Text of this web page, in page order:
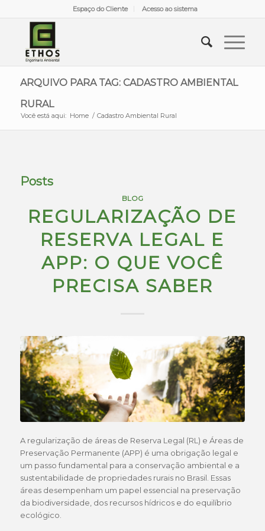
Espaço do Cliente Acesso ao sistema
ARQUIVO PARA TAG: CADASTRO AMBIENTAL
RURAL
Você está aqui: Home / Cadastro Ambiental Rural
Posts
BLOG
REGULARIZAÇÃO DE
RESERVA LEGAL E
APP: O QUE VOCÊ
PRECISA SABER
A regularização de áreas de Reserva Legal (RL) e Áreas de
Preservação Permanente (APP) é uma obrigação legal e
um passo fundamental para a conservação ambiental e a
sustentabilidade de propriedades rurais no Brasil. Essas
áreas desempenham um papel essencial na preservação
da biodiversidade, dos recursos hídricos e do equilíbrio
ecológico.